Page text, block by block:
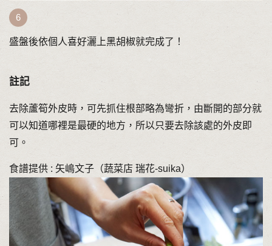
盛盤後依個人喜好灑上黑胡椒就完成了！
註記
去除蘆筍外皮時，可先抓住根部略為彎折，由斷開的部分就
可以知道哪裡是最硬的地方，所以只要去除該處的外皮即
可。
食譜提供 : 矢嶋文子（蔬菜店 瑞花-suika）